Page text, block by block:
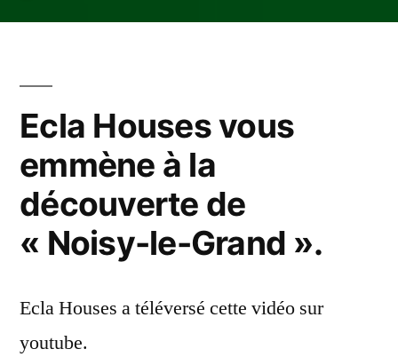
Ecla Houses vous
emmène à la
découverte de
« Noisy-le-Grand ».
Ecla Houses a téléversé cette vidéo sur
youtube.